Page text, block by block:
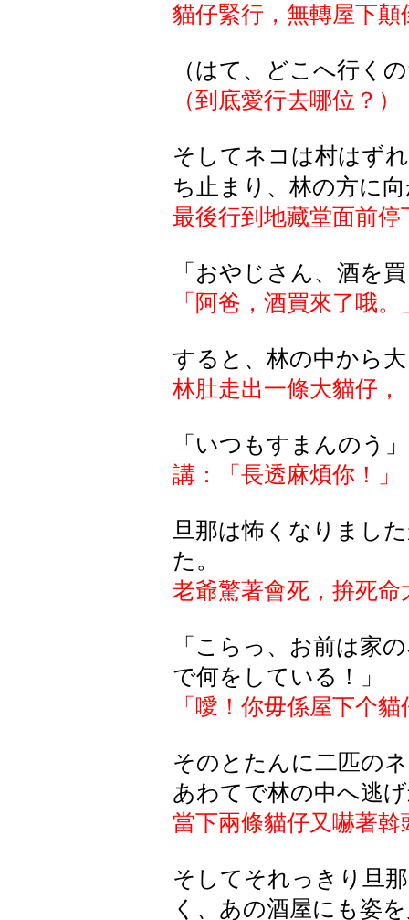
貓仔緊行，無轉屋下顛
（はて、どこへ行く
（到底愛行去哪位？）
そしてネコは村はず
ち止まり、林の方に
最後行到地藏堂面前
「おやじさん、酒を
「阿爸，酒買來了哦。
すると、林の中から
林肚走出一條大貓仔，
「いつもすまんのう
講：「長透麻煩你！」
旦那は怖くなりまし
た。
老爺驚著會死，拚死命
「こらっ、お前は家
で何をしている！」
「噯！你毋係屋下个
そのとたんに二匹の
あわてで林の中へ逃
當下兩條貓仔又嚇著
そしてそれっきり旦
く、あの酒屋にも姿